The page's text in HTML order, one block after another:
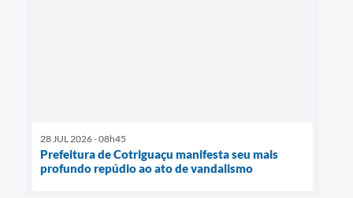
28 JUL 2026 - 08h45
Prefeitura de Cotriguaçu manifesta seu mais
profundo repúdio ao ato de vandalismo